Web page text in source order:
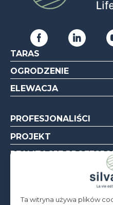
TARAS
OGRODZENIE
ELEWACJA
PROFESJONALIŚCI
PROJEKT
REALIZACJE
Ta witryna używa plików